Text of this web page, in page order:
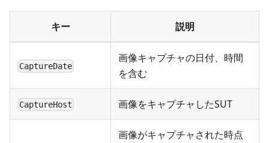
キー 説明
CaptureDate
画像キャプチャの日付、時間
を含む
CaptureHost 画像をキャプチャしたSUT
画像がキャプチャされた時点